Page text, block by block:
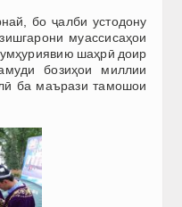
бо ҷалби устодону
муассисаҳои
шаҳрӣ доир
бозиҳои миллии
ба маърази тамошои